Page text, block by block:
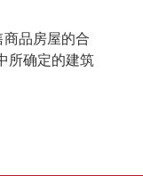
品房屋的合
所确定的建筑